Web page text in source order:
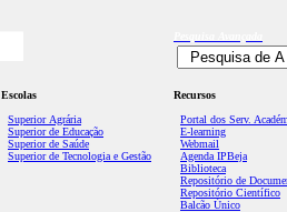
Escolas
Superior Agrária
Superior de Educação
Superior de Saúde
Superior de Tecnologia e Gestão
Recursos
Portal dos Serv.
E-learning
Webmail
Agenda IPBeja
Biblioteca
Repositório de
Repositório Científico
Balcão Único